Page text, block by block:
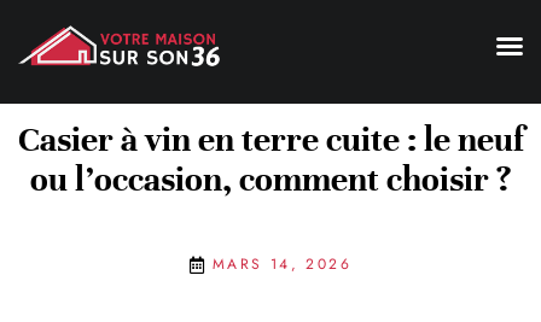
Casier à vin en terre cuite : le neuf
ou l’occasion, comment choisir ?
MARS 14, 2026